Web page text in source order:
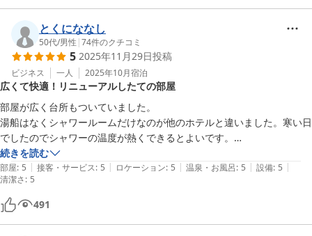
とくにななし
50代/男性 |74件のクチコミ
5 2025年11月29日投稿
ビジネス 一人 2025年10月宿泊
広くて快適！リニューアルしたての部屋
部屋が広く台所もついていました。
湯船はなくシャワールームだけなのが他のホテルと違いました。寒い日
でしたのでシャワーの温度が熱くできるとよいです。
続きを読む
部屋: 5 | 接客・サービス: 5 | ロケーション: 5 | 温泉・お風呂: 5 | 設備: 5 |
清潔さ: 5
491